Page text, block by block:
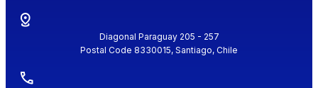
Diagonal Paraguay 205 - 257
Postal Code 8330015, Santiago, Chile